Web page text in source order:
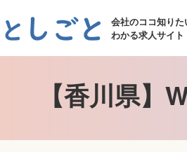
会社のココ知りた
わかる求人サイト
【香川県】